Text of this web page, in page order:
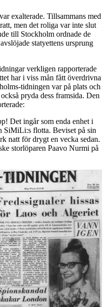
exalterade. Tillsammans med
men det roliga var inte slut
till Stockholm ordnade de
statyettens ursprung
verkligen rapporterade
har i viss mån fått överdrivna
tidningen var på plats och
pryda dess framsida. Den
Det ingår som enda enhet i
SiMiLi:s flotta. Beviset på sin
natt för drygt en vecka sedan.
storlöparen Paavo Nurmi på